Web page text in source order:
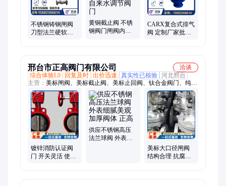
不锈钢铸钢闸阀
刀型法兰硬软密
黄铜截止阀 不锈
钢阀门闸阀内螺
CARX复合式排气
阀 定制厂家批发
邢台市正高阀门有限公司
洽谈
综合体验L0
回复及时 出价迅速 真实性已核验 河北邢台
主营： 美标闸阀、美标截止阀、美标止回阀、钛合金阀门、纯镍
阀门、锆合金阀门、因科镍阀门、蒙乃尔阀门、巴氏合金阀门、
美标球阀、API球阀、API闸阀
镀锌消防认证阀
门 开关灵活 使用
供应不锈钢高压
法兰球阀 外表细
美标大口径闸阀
结构合理 抗腐抗